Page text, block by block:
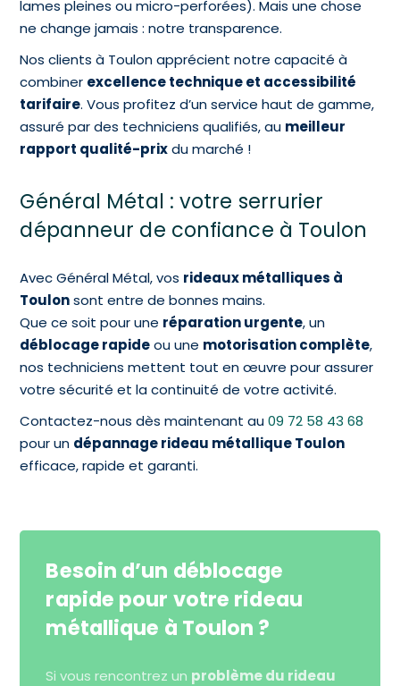
lames pleines ou micro-perforées). Mais une chose
ne change jamais : notre transparence.
Nos clients à Toulon apprécient notre capacité à
combiner excellence technique et accessibilité
tarifaire. Vous profitez d’un service haut de gamme,
assuré par des techniciens qualifiés, au meilleur
rapport qualité-prixdu marché !
Général Métal : votre serrurier
dépanneur de confiance à Toulon
Avec Général Métal, vos rideaux métalliques à
Toulonsont entre de bonnes mains.
Que ce soit pour une réparation urgente, un
déblocage rapideou une motorisation complète,
nos techniciens mettent tout en œuvre pour assurer
votre sécurité et la continuité de votre activité.
Contactez-nous dès maintenant au09 72 58 43 68
pour un dépannage rideau métallique Toulon
efficace, rapide et garanti.
Besoin d’un déblocage
rapide pour votre rideau
métallique à Toulon ?
Si vous rencontrez un problème du rideau